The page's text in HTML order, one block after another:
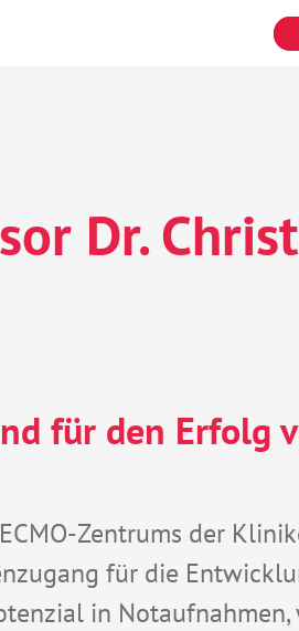
Dr.
für den Erfolg
Zentrums der
für die
in